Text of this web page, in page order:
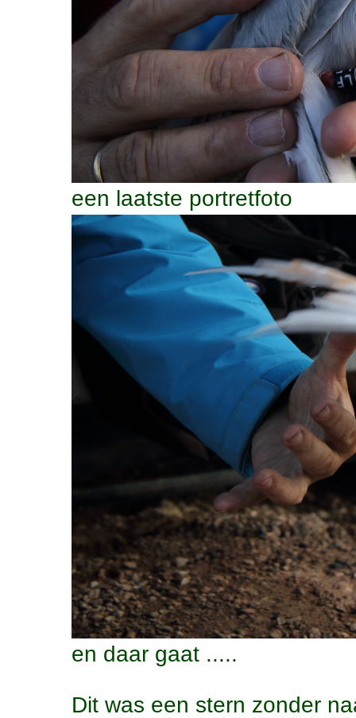
een laatste portretfoto
en daar gaat .....
Dit was een stern zonder